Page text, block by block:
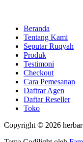
Beranda
Tentang Kami
Seputar Ruqyah
Produk
Testimoni
Checkout
Cara Pemesanan
Daftrar Agen
Daftar Reseller
Toko
Copyright © 2026